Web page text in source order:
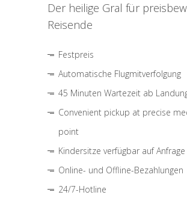
Der heilige Gral für
Reisende
Festpreis
Automatische Flugmitverfolgung
45 Minuten Wartezeit ab
Convenient pickup at precise
point
Kindersitze verfügbar auf Anfrage
Online- und Offline-Bezahlungen
24/7-Hotline